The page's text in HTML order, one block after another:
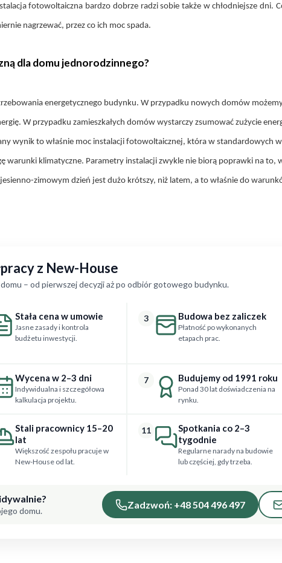
fotowoltaiczna bardzo dobrze radzi sobie także w chłodniejsze dni.
nagrzewać, przez co ich moc spada.
dla domu jednorodzinnego?
energetycznego budynku. W przypadku nowych domów
W przypadku zamieszkałych domów wystarczy zsumować zużycie
wynik to właśnie moc instalacji fotowoltaicznej, która w standardowych
warunki klimatyczne. Parametry instalacji zwykle nie biorą poprawki na to,
zimowym dzień jest dużo krótszy, niż latem, a to właśnie do
z New-House
– od pierwszej decyzji aż po odbiór gotowego budynku.
Stała cena w umowie
Jasne zasady i kontrola
budżetu inwestycji.
3 Budowa bez zaliczek
Płatność po wykonanych
etapach prac.
Wycena w 2–3 dni
Indywidualna i szczegółowa
kalkulacja projektu.
7 Budujemy od 1991 roku
Ponad 30 lat doświadczenia na
rynku.
Stali pracownicy 15–20
lat
Większość zespołu pracuje w
New-House od lat.
11
Spotkania co 2–3
tygodnie
Regularne narady na budowie
lub częściej, gdy trzeba.
domu. Zadzwoń: +48 504 496 497